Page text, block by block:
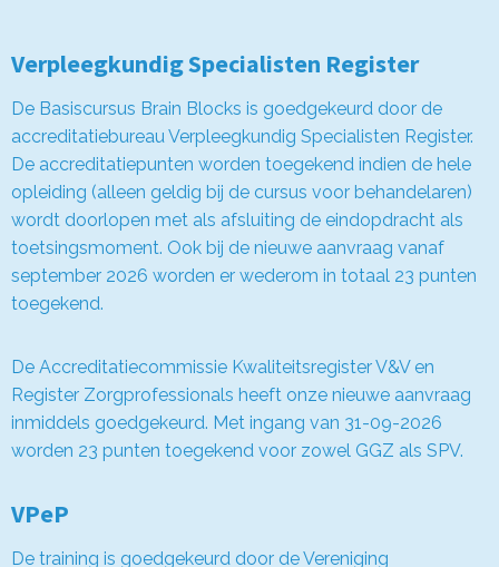
Verpleegkundig Specialisten Register
De Basiscursus Brain Blocks is goedgekeurd door de
accreditatiebureau Verpleegkundig Specialisten Register.
De accreditatiepunten worden toegekend indien de hele
opleiding (alleen geldig bij de cursus voor behandelaren)
wordt doorlopen met als afsluiting de eindopdracht als
toetsingsmoment. Ook bij de nieuwe aanvraag vanaf
september 2026 worden er wederom in totaal 23 punten
toegekend.
De Accreditatiecommissie Kwaliteitsregister V&V en
Register Zorgprofessionals heeft onze nieuwe aanvraag
inmiddels goedgekeurd. Met ingang van 31-09-2026
worden 23 punten toegekend voor zowel GGZ als SPV.
VPeP
De training is goedgekeurd door de Vereniging